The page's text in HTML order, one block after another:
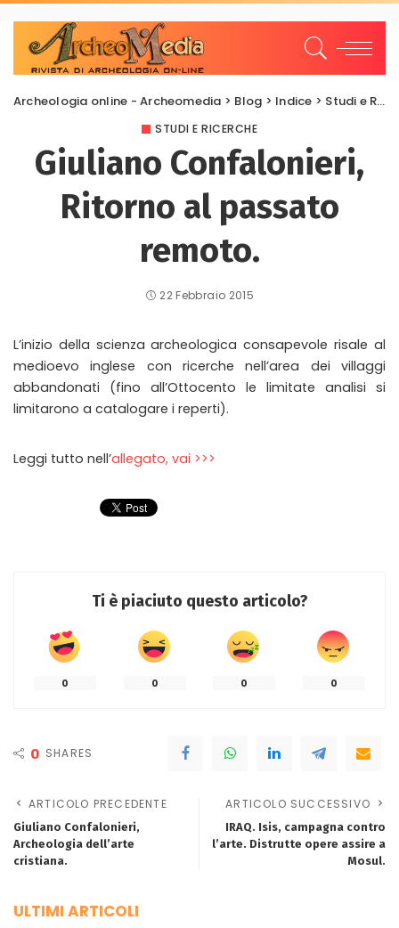
Archeologia online - Archeomedia > Blog > Indice > Studi e Ricerche
STUDI E RICERCHE
Giuliano Confalonieri,
Ritorno al passato
remoto.
22 Febbraio 2015
L’inizio della scienza archeologica consapevole risale al
medioevo inglese con ricerche nell’area dei villaggi
abbandonati (fino all’Ottocento le limitate analisi si
limitarono a catalogare i reperti).
Leggi tutto nell’allegato, vai >>>
Ti è piaciuto questo articolo?
0 0 0 0
0 SHARES
ARTICOLO PRECEDENTE
Giuliano Confalonieri,
Archeologia dell’arte
cristiana.
ARTICOLO SUCCESSIVO
IRAQ. Isis, campagna contro
l’arte. Distrutte opere assire a
Mosul.
ULTIMI ARTICOLI